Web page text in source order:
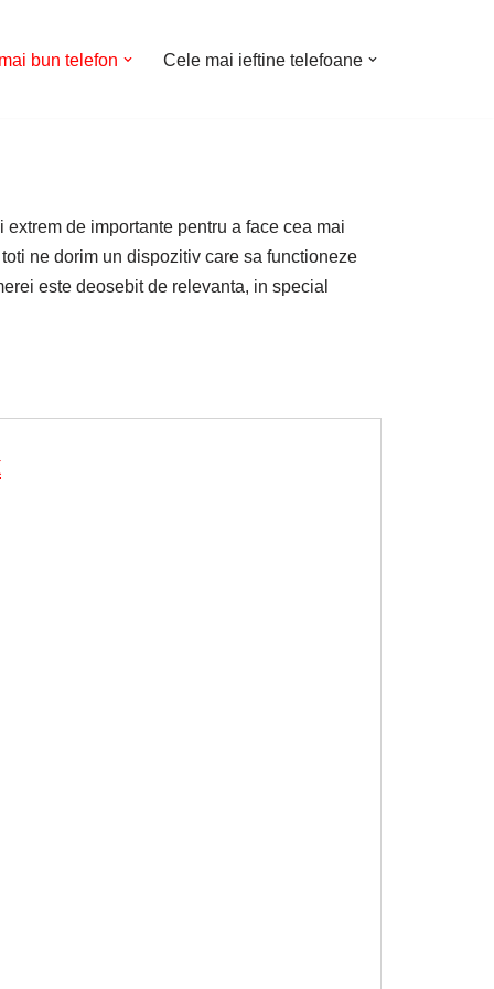
bun telefon Cele mai ieftine telefoane
de importante pentru a face cea mai
ne dorim un dispozitiv care sa functioneze
este deosebit de relevanta, in special